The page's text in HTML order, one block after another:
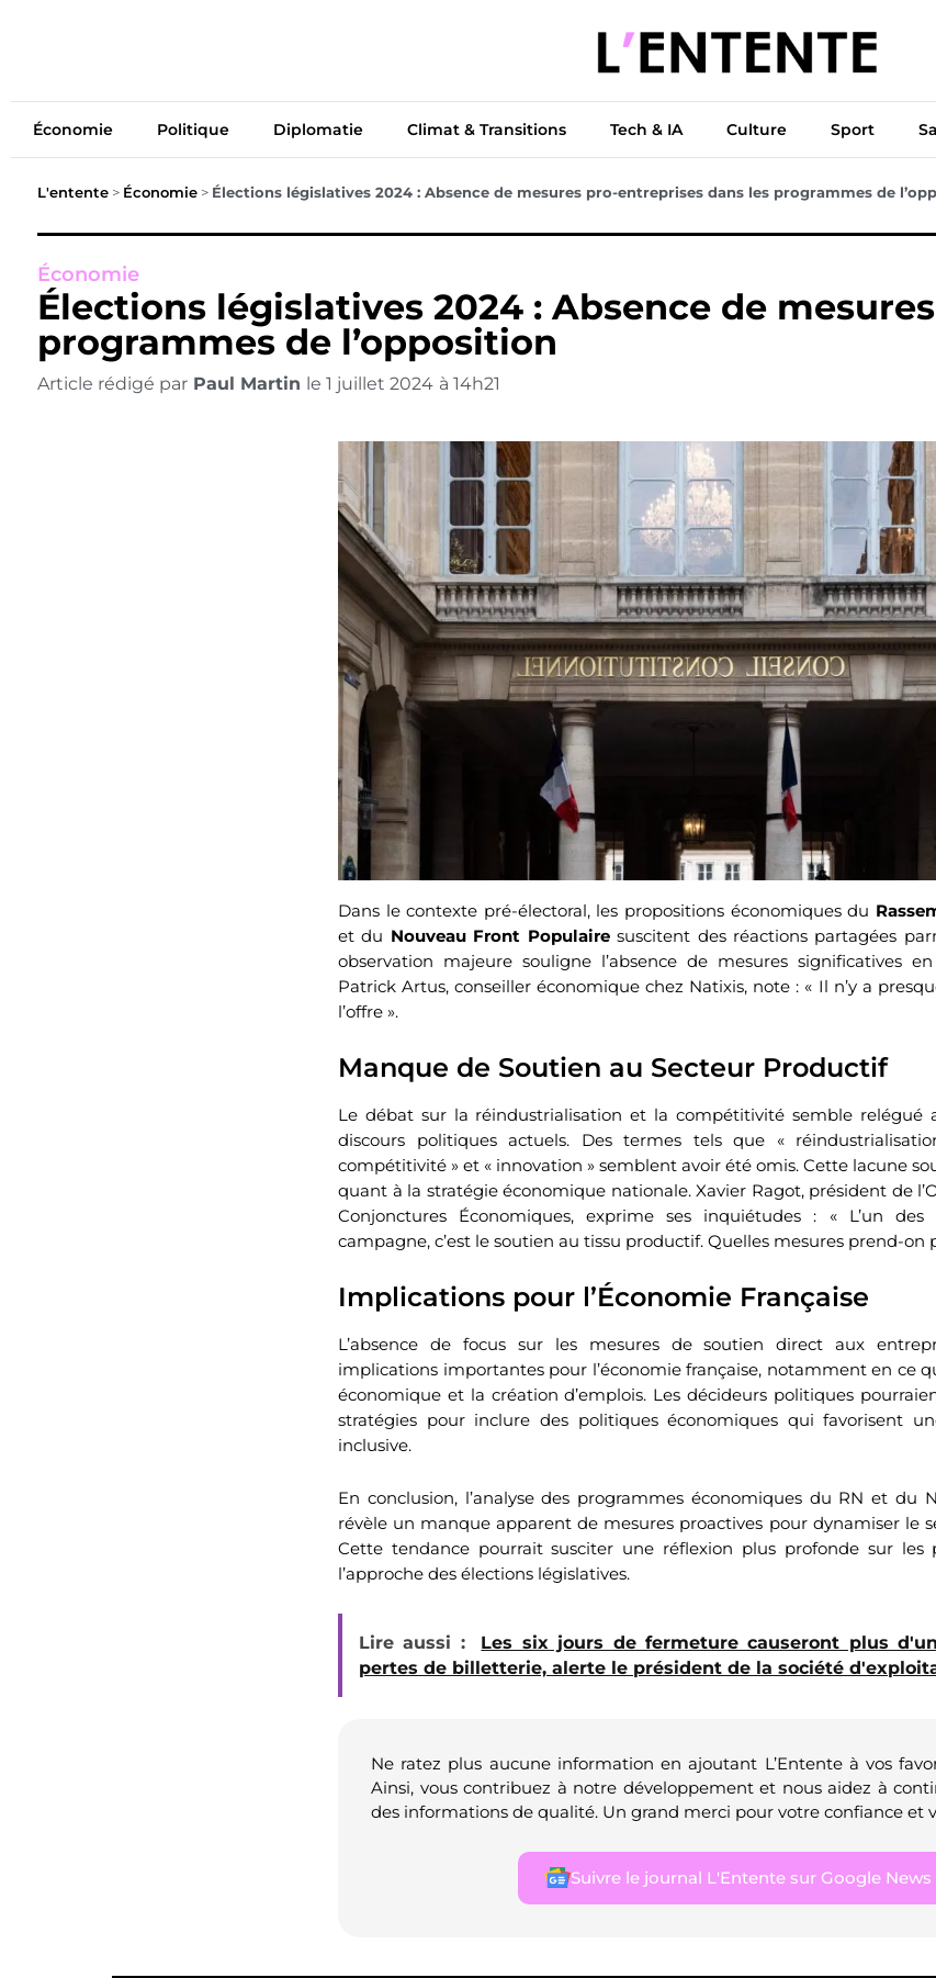
Diplomatie Climat & Transitions Tech & IA
Économie Politique Diplomatie Climat & Transitions Tech & IA Culture Sport
L'entente> Économie> Élections législatives 2024 : Absence de mesures pro-entreprises dans les programmes de
Économie
Élections législatives 2024 : Absence de
programmes de l’opposition
Article rédigé par Paul Martin le 1 juillet 2024 à 14h21
Dans le contexte pré-électoral, les propositions économiques du
et du Nouveau Front Populairesuscitent des réactions partagées
observation majeure souligne l’absence de mesures significatives
Patrick Artus, conseiller économique chez Natixis, note : « Il n’y a
l’offre ».
Manque de Soutien au Secteur Productif
Le débat sur la réindustrialisation et la compétitivité semble relégué
discours politiques actuels. Des termes tels que «
compétitivité » et « innovation » semblent avoir été omis. Cette lacune
quant à la stratégie économique nationale. Xavier Ragot, président de
Conjonctures Économiques, exprime ses inquiétudes : « L’un
campagne, c’est le soutien au tissu productif. Quelles mesures prend-on
Implications pour l’Économie Française
L’absence de focus sur les mesures de soutien direct aux
implications importantes pour l’économie française, notamment en ce
économique et la création d’emplois. Les décideurs politiques
stratégies pour inclure des politiques économiques qui favorisent
inclusive.
En conclusion, l’analyse des programmes économiques du RN et du
révèle un manque apparent de mesures proactives pour dynamiser le
Cette tendance pourrait susciter une réflexion plus profonde sur les
l’approche des élections législatives.
Lire aussi :
Les six jours de fermeture causeront plus
pertes de billetterie, alerte le président de la société
Ne ratez plus aucune information en ajoutant L’Entente à vos
Ainsi, vous contribuez à notre développement et nous aidez à
des informations de qualité. Un grand merci pour votre confiance et
Suivre le journal L'Entente sur Google News